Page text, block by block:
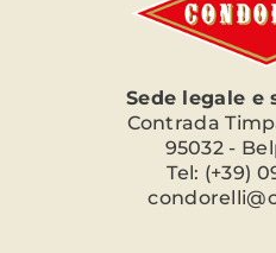
Sede legale e
Contrada
95032 -
Tel: (+39)